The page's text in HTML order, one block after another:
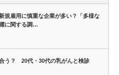
規雇用に慎重な企業が多い？「多様な
に関する調…
う？ 20代・30代の乳がんと検診